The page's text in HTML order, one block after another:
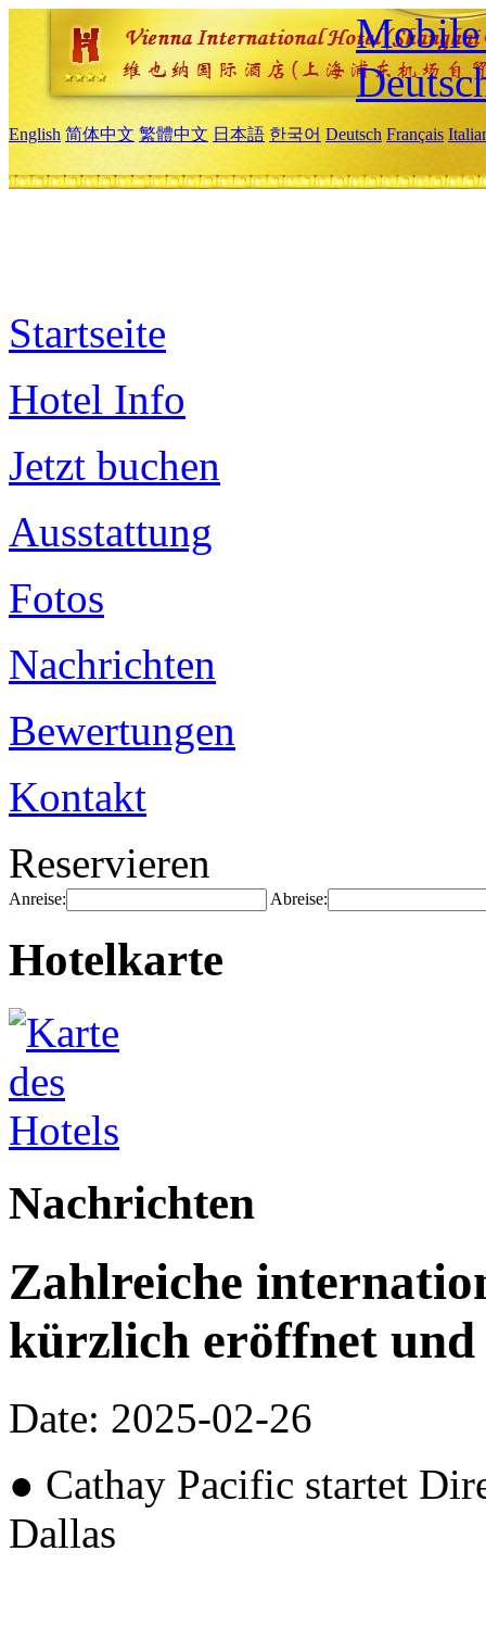
Mobile
English 简体中文 繁體中文 日本語 한국어 Deutsch Français
Startseite
Hotel Info
Jetzt buchen
Ausstattung
Fotos
Nachrichten
Bewertungen
Kontakt
Reservieren
Anreise: Abreise:
Hotelkarte
Nachrichten
Zahlreiche
kürzlich eröffnet und
Date: 2025-02-26
● Cathay Pacific startet
Dallas